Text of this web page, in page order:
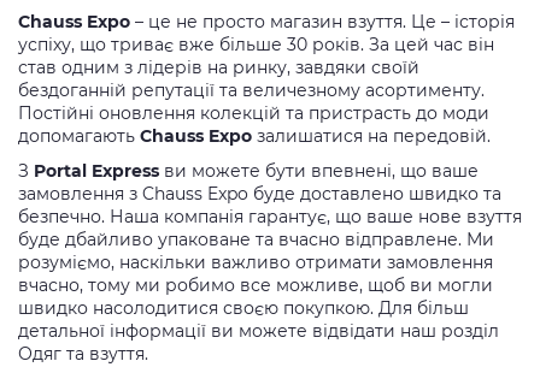
Chauss Expo – це не просто магазин взуття. Це – історія
успіху, що триває вже більше 30 років. За цей час він
став одним з лідерів на ринку, завдяки своїй
бездоганній репутації та величезному асортименту.
Постійні оновлення колекцій та пристрасть до моди
допомагають Chauss Expo залишатися на передовій.
З Portal Express ви можете бути впевнені, що ваше
замовлення з Chauss Expo буде доставлено швидко та
безпечно. Наша компанія гарантує, що ваше нове взуття
буде дбайливо упаковане та вчасно відправлене. Ми
розуміємо, наскільки важливо отримати замовлення
вчасно, тому ми робимо все можливе, щоб ви могли
швидко насолодитися своєю покупкою. Для більш
детальної інформації ви можете відвідати наш розділ
Одяг та взуття.